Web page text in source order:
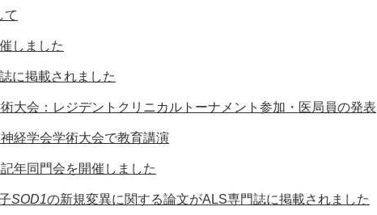
て
しました
に掲載されました
大会：レジデントクリニカルトーナメント参加・医局員の発表
経学会学術大会で教育講演
年同門会を開催しました
SOD1の新規変異に関する論文がALS専門誌に掲載されました